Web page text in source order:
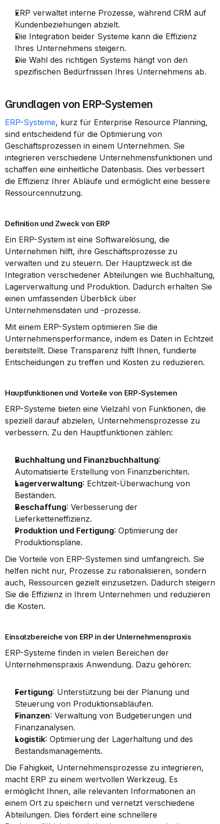
ERP verwaltet interne Prozesse, während CRM auf
Kundenbeziehungen abzielt.
Die Integration beider Systeme kann die Effizienz
Ihres Unternehmens steigern.
Die Wahl des richtigen Systems hängt von den
spezifischen Bedürfnissen Ihres Unternehmens ab.
Grundlagen von ERP-Systemen
ERP-Systeme, kurz für Enterprise Resource Planning,
sind entscheidend für die Optimierung von
Geschäftsprozessen in einem Unternehmen. Sie
integrieren verschiedene Unternehmensfunktionen und
schaffen eine einheitliche Datenbasis. Dies verbessert
die Effizienz Ihrer Abläufe und ermöglicht eine bessere
Ressourcennutzung.
Definition und Zweck von ERP
Ein ERP-System ist eine Softwarelösung, die
Unternehmen hilft, ihre Geschäftsprozesse zu
verwalten und zu steuern. Der Hauptzweck ist die
Integration verschiedener Abteilungen wie Buchhaltung,
Lagerverwaltung und Produktion. Dadurch erhalten Sie
einen umfassenden Überblick über
Unternehmensdaten und -prozesse.
Mit einem ERP-System optimieren Sie die
Unternehmensperformance, indem es Daten in Echtzeit
bereitstellt. Diese Transparenz hilft Ihnen, fundierte
Entscheidungen zu treffen und Kosten zu reduzieren.
Hauptfunktionen und Vorteile von ERP-Systemen
ERP-Systeme bieten eine Vielzahl von Funktionen, die
speziell darauf abzielen, Unternehmensprozesse zu
verbessern. Zu den Hauptfunktionen zählen:
Buchhaltung und Finanzbuchhaltung:
Automatisierte Erstellung von Finanzberichten.
Lagerverwaltung: Echtzeit-Überwachung von
Beständen.
Beschaffung: Verbesserung der
Lieferketteneffizienz.
Produktion und Fertigung: Optimierung der
Produktionspläne.
Die Vorteile von ERP-Systemen sind umfangreich. Sie
helfen nicht nur, Prozesse zu rationalisieren, sondern
auch, Ressourcen gezielt einzusetzen. Dadurch steigern
Sie die Effizienz in Ihrem Unternehmen und reduzieren
die Kosten.
Einsatzbereiche von ERP in der Unternehmenspraxis
ERP-Systeme finden in vielen Bereichen der
Unternehmenspraxis Anwendung. Dazu gehören:
Fertigung: Unterstützung bei der Planung und
Steuerung von Produktionsabläufen.
Finanzen: Verwaltung von Budgetierungen und
Finanzanalysen.
Logistik: Optimierung der Lagerhaltung und des
Bestandsmanagements.
Die Fähigkeit, Unternehmensprozesse zu integrieren,
macht ERP zu einem wertvollen Werkzeug. Es
ermöglicht Ihnen, alle relevanten Informationen an
einem Ort zu speichern und vernetzt verschiedene
Abteilungen. Dies fördert eine schnellere